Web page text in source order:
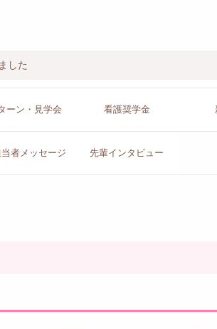
した
ーン ・見学会 看護奨学金
者メッセージ 先輩イン タビュー